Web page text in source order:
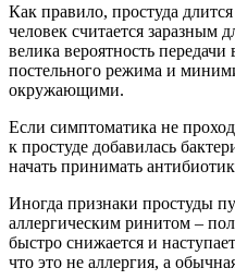
Как правило, простуда
человек считается заразным
велика вероятность
постельного режима и
окружающими.
Если симптоматика не
к простуде добавилась
начать принимать
Иногда признаки простуды
аллергическим ринитом –
быстро снижается и
что это не аллергия, а